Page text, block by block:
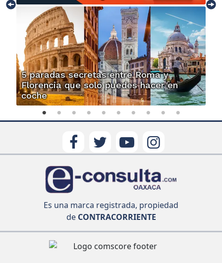
5 paradas secretas entre Roma y
Florencia que solo puedes hacer en
coche
Es una marca registrada, propiedad
deCONTRACORRIENTE